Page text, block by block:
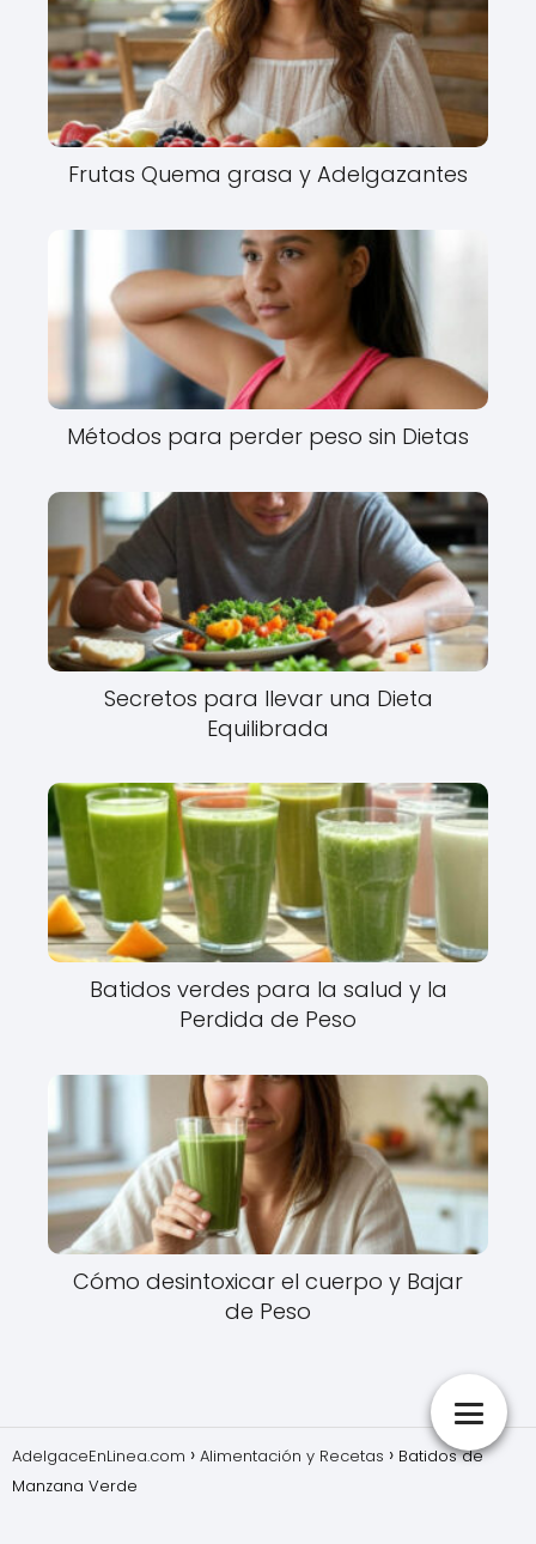
Frutas Quema grasa y Adelgazantes
Métodos para perder peso sin Dietas
Secretos para llevar una Dieta
Equilibrada
Batidos verdes para la salud y la
Perdida de Peso
Cómo desintoxicar el cuerpo y Bajar
de Peso
AdelgaceEnLinea.com Alimentación y Recetas
Batidos de
Manzana Verde